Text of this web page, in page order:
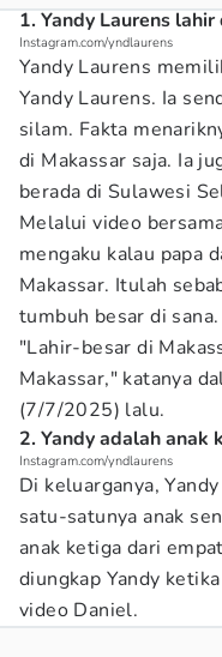
1. Yandy Laurens
Instagram.com/yndlaurens
Yandy Laurens
Yandy Laurens. Ia
silam. Fakta
di Makassar saja. Ia
berada di Sulawesi
Melalui video
mengaku kalau papa
Makassar. Itulah
tumbuh besar di sana.
"Lahir-besar di
Makassar," katanya
(7/7/2025) lalu.
2. Yandy adalah anak
Instagram.com/yndlaurens
Di keluarganya,
satu-satunya anak
anak ketiga dari
diungkap Yandy
video Daniel.